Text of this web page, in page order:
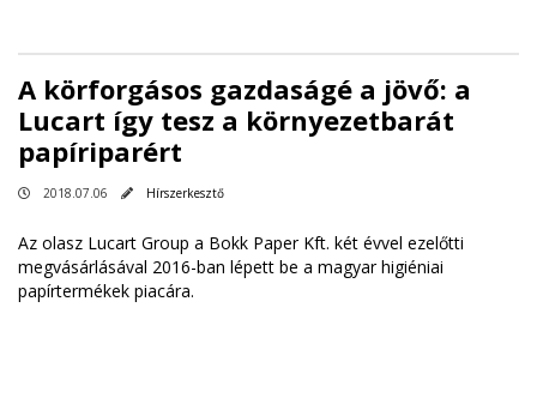
A körforgásos gazdaságé a jövő: a
Lucart így tesz a környezetbarát
papíriparért
2018.07.06 Hírszerkesztő
Az olasz Lucart Group a Bokk Paper Kft. két évvel ezelőtti
megvásárlásával 2016-ban lépett be a magyar higiéniai
papírtermékek piacára.